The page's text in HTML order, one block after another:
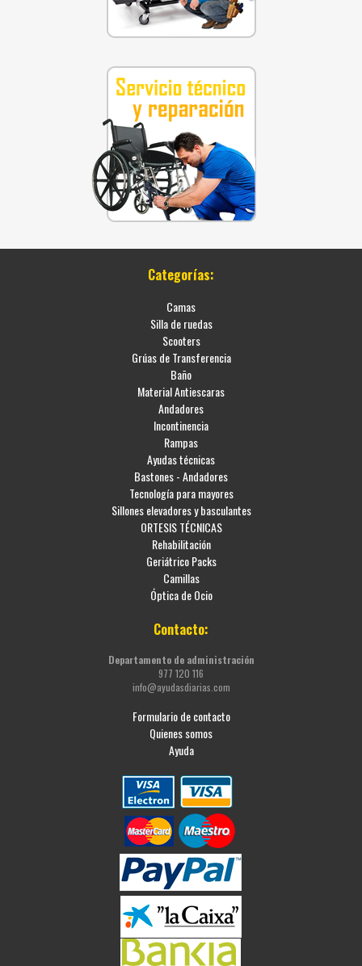
Categorías:
Camas
Silla de ruedas
Scooters
Grúas de Transferencia
Baño
Material Antiescaras
Andadores
Incontinencia
Rampas
Ayudas técnicas
Bastones - Andadores
Tecnología para mayores
Sillones elevadores y basculantes
ORTESIS TÉCNICAS
Rehabilitación
Geriátrico Packs
Camillas
Óptica de Ocio
Contacto:
Departamento de administración
977 120 116
info@ayudasdiarias.com
Formulario de contacto
Quienes somos
Ayuda